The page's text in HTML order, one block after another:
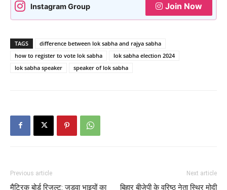
Instagram Group Join Now
TAGS
difference between lok sabha and rajya sabha
how to register to vote lok sabha
lok sabha election 2024
lok sabha speaker
speaker of lok sabha
Previous article
मैट्रिक बोर्ड रिजल्ट: जुड़वा भाइयों का
Next article
बिहार बीजेपी के वरिष्ठ नेता स्थिर मोदी